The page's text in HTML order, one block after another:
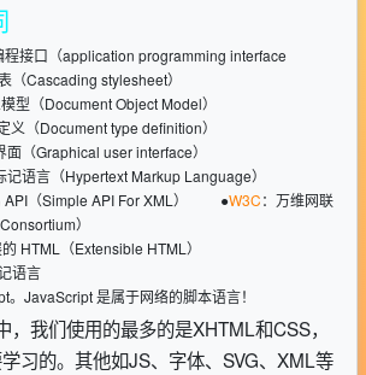
程接口（application programming interface
（Cascading stylesheet）
型（Document Object Model）
义（Document type definition）
（Graphical user interface）
记语言（Hypertext Markup Language）
API（Simple API For XML） ●W3C：万维网联
）
HTML（Extensible HTML）
语言
。JavaScript 是属于网络的脚本语言！
我们使用的最多的是XHTML和CSS，
习的。其他如JS、字体、SVG、XML等